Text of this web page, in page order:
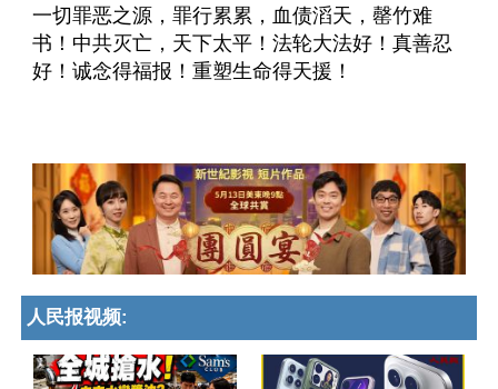
一切罪恶之源，罪行累累，血债滔天，罄竹难
书！中共灭亡，天下太平！法轮大法好！真善忍
好！诚念得福报！重塑生命得天援！
人民报视频: